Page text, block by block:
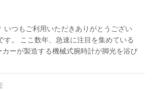
いつもご利用いただきありがとうござい
す。 ここ数年、急速に注目を集めている
ーが製造する機械式腕時計が脚光を浴び